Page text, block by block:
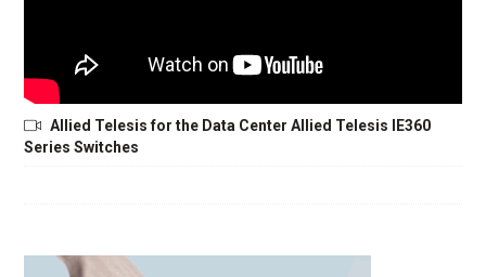
Allied Telesis for the Data Center Allied Telesis IE360
Series Switches